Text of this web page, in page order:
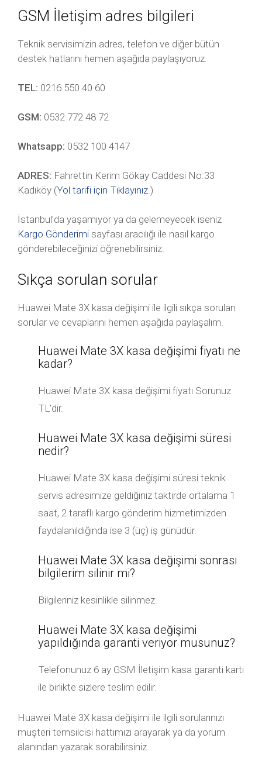
GSM İletişim adres bilgileri
Teknik servisimizin adres, telefon ve diğer bütün
destek hatlarını hemen aşağıda paylaşıyoruz.
TEL: 0216 550 40 60
GSM: 0532 772 48 72
Whatsapp: 0532 100 4147
ADRES: Fahrettin Kerim Gökay Caddesi No:33
Kadıköy (Yol tarifi için Tıklayınız.)
İstanbul’da yaşamıyor ya da gelemeyecek iseniz
Kargo Gönderimi sayfası aracılığı ile nasıl kargo
gönderebileceğinizi öğrenebilirsiniz.
Sıkça sorulan sorular
Huawei Mate 3X kasa değişimi ile ilgili sıkça sorulan
sorular ve cevaplarını hemen aşağıda paylaşalım.
Huawei Mate 3X kasa değişimi fiyatı ne
kadar?
Huawei Mate 3X kasa değişimi fiyatı Sorunuz
TL’dir.
Huawei Mate 3X kasa değişimi süresi
nedir?
Huawei Mate 3X kasa değişimi süresi teknik
servis adresimize geldiğiniz taktirde ortalama 1
saat, 2 taraflı kargo gönderim hizmetimizden
faydalanıldığında ise 3 (üç) iş günüdür.
Huawei Mate 3X kasa değişimi sonrası
bilgilerim silinir mi?
Bilgileriniz kesinlikle silinmez.
Huawei Mate 3X kasa değişimi
yapıldığında garanti veriyor musunuz?
Telefonunuz 6 ay GSM İletişim kasa garanti kartı
ile birlikte sizlere teslim edilir.
Huawei Mate 3X kasa değişimi ile ilgili sorularınızı
müşteri temsilcisi hattımızı arayarak ya da yorum
alanından yazarak sorabilirsiniz.